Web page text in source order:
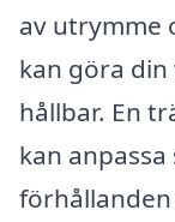
av utrymme
kan göra
hållbar. En
kan